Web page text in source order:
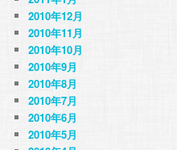
2010年12月
2010年11月
2010年10月
2010年9月
2010年8月
2010年7月
2010年6月
2010年5月